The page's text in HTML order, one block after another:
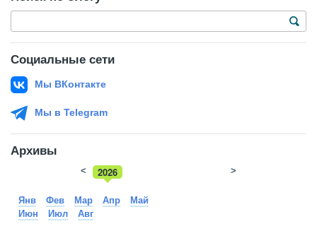
Социальные сети
Мы ВКонтакте
Мы в Telegram
Архивы
2026
2025
< >
Янв Фев Мар Апр
Май
Июн
Июл Авг